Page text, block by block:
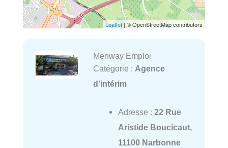
Leaflet | © OpenStreetMap contributors
Menway Emploi
Catégorie : Agence
d'intérim
Adresse : 22 Rue
Aristide Boucicaut,
11100 Narbonne